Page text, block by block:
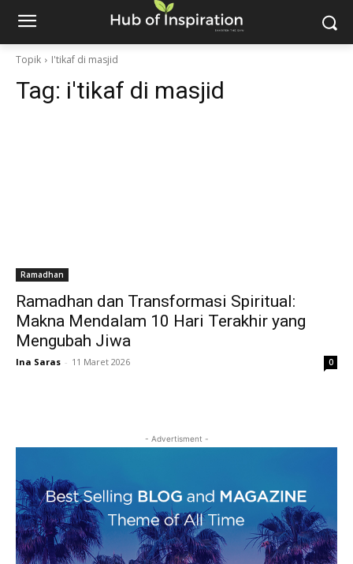
Topik I'tikaf di masjid
Tag: i'tikaf di masjid
Ramadhan
Ramadhan dan Transformasi Spiritual:
Makna Mendalam 10 Hari Terakhir yang
Mengubah Jiwa
Ina Saras - 11 Maret 2026 0
- Advertisment -